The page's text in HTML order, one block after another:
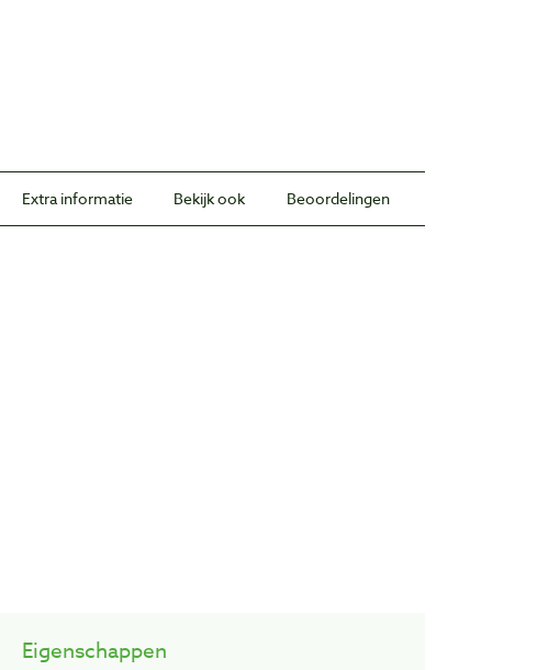
Extra informatie Bekijk ook Beoordelingen
Eigenschappen